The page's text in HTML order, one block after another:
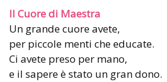
Il Cuore di Maestra
Un grande cuore avete,
per piccole menti che educate.
Ci avete preso per mano,
e il sapere è stato un gran dono.